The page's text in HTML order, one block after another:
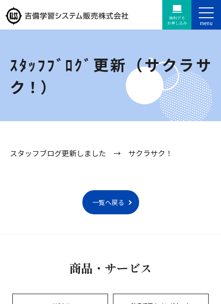
ｽﾀｯﾌﾌﾞﾛｸﾞ更新（サクラサ
ク！）
スタッフブログ更新しました → サクラサク！
一覧へ戻る
商品・サービス